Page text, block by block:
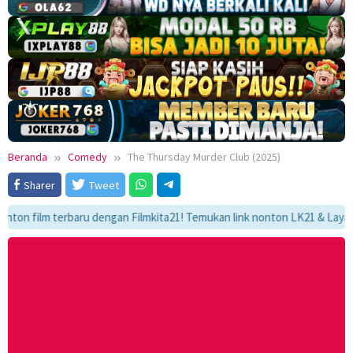
Beranda Comedy
The Thursday Murder Club (2025)
Sharer
Tweet
film terbaru dengan Filmkita21! Temukan link nonton LK21 &